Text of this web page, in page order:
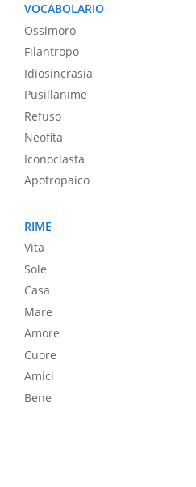
VOCABOLARIO
Ossimoro
Filantropo
Idiosincrasia
Pusillanime
Refuso
Neofita
Iconoclasta
Apotropaico
RIME
Vita
Sole
Casa
Mare
Amore
Cuore
Amici
Bene